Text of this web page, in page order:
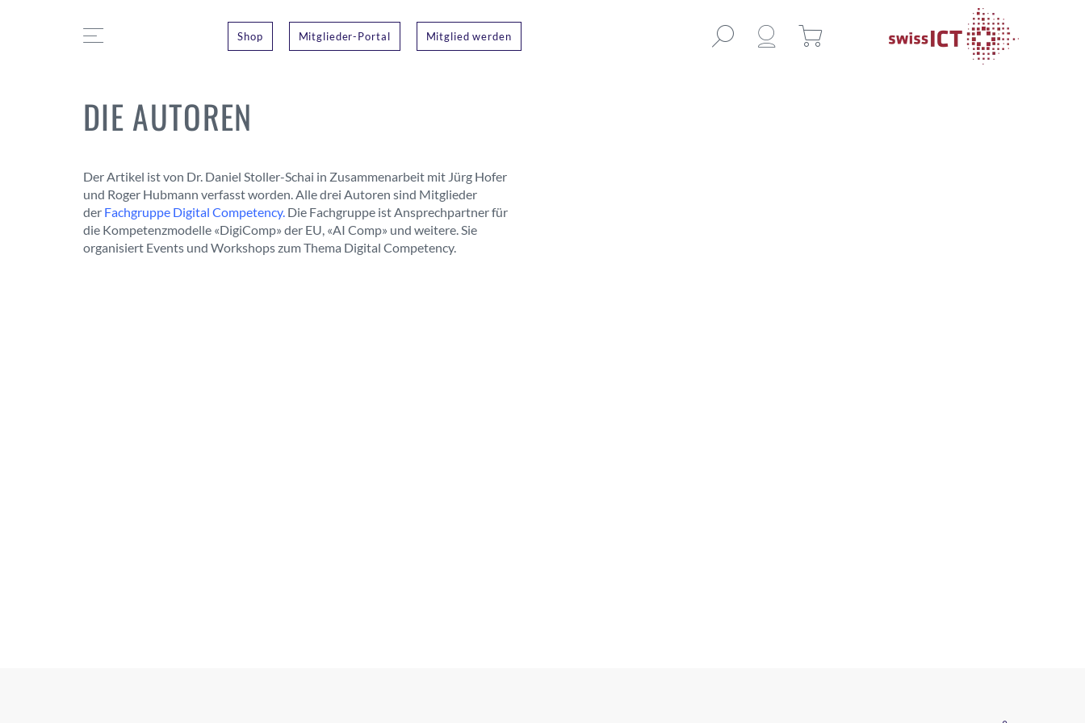
Shop Mitglieder-Portal Mitglied werden
DIE AUTOREN
Der Artikel ist von Dr. Daniel Stoller-Schai in Zusammenarbeit mit Jürg Hofer
und Roger Hubmann verfasst worden. Alle drei Autoren sind Mitglieder
der Fachgruppe Digital Competency. Die Fachgruppe ist Ansprechpartner für
die Kompetenzmodelle «DigiComp» der EU, «AI Comp» und weitere. Sie
organisiert Events und Workshops zum Thema Digital Competency.